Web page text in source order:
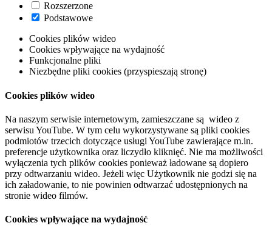
Rozszerzone
Podstawowe
Cookies plików wideo
Cookies wpływające na wydajność
Funkcjonalne pliki
Niezbędne pliki cookies (przyspieszają stronę)
Cookies plików wideo
Na naszym serwisie internetowym, zamieszczane są wideo z
serwisu YouTube. W tym celu wykorzystywane są pliki cookies
podmiotów trzecich dotyczące usługi YouTube zawierające m.in.
preferencje użytkownika oraz liczydło kliknięć. Nie ma możliwości
wyłączenia tych plików cookies ponieważ ładowane są dopiero
przy odtwarzaniu wideo. Jeżeli więc Użytkownik nie godzi się na
ich załadowanie, to nie powinien odtwarzać udostępnionych na
stronie wideo filmów.
Cookies wpływające na wydajność